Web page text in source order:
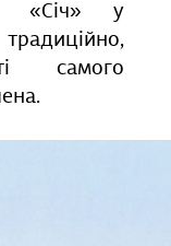
«Січ» у
самого